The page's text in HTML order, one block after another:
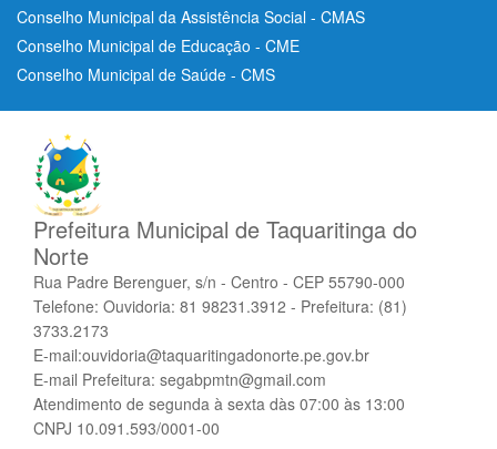
Conselho Municipal da Assistência Social - CMAS
Conselho Municipal de Educação - CME
Conselho Municipal de Saúde - CMS
Prefeitura Municipal de Taquaritinga do
Norte
Rua Padre Berenguer, s/n - Centro - CEP 55790-000
Telefone: Ouvidoria: 81 98231.3912 - Prefeitura: (81)
3733.2173
E-mail:ouvidoria@taquaritingadonorte.pe.gov.br
E-mail Prefeitura: segabpmtn@gmail.com
Atendimento de segunda à sexta dàs 07:00 às 13:00
CNPJ 10.091.593/0001-00